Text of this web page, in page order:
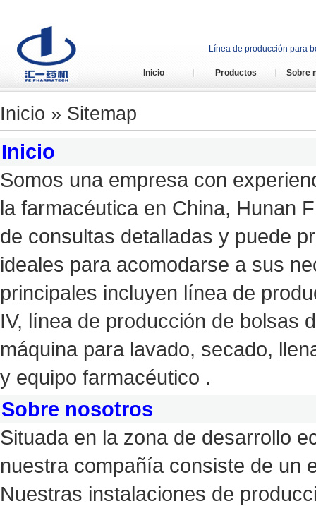
Línea de producción para
Inicio Productos Sobre
Inicio » Sitemap
Inicio
Somos una empresa con
la farmacéutica en China, Hunan
de consultas detalladas y puede
ideales para acomodarse a sus
principales incluyen línea de
IV, línea de producción de bolsas
máquina para lavado, secado,
y equipo farmacéutico .
Sobre nosotros
Situada en la zona de desarrollo
nuestra compañía consiste de un
Nuestras instalaciones de